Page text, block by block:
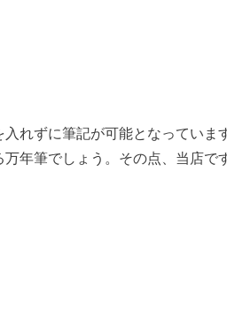
れずに筆記が可能となってい
年筆でしょう。その点、当店